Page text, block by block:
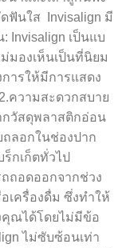
ฟันใส Invisalign มี
Invisalign เป็นแบ
มองเห็นเป็นที่นิยม
ารให้มีการแสดง
ความสะดวกสบาย
กวัสดุพลาสติกอ่อน
ลอกในช่องปาก
กเก็ตทั่วไป
ถอดออกจากช่วง
เครื่องดื่ม ซึ่งทำให้
ณได้โดยไม่มีข้อ
ไม่ซับซ้อนเท่า